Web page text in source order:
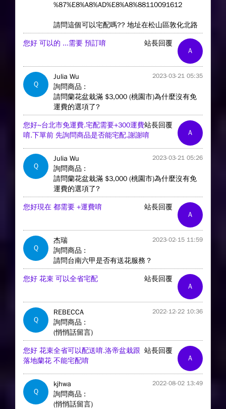
%87%E8%A8%AD%E8%A8%88110091612
請問這個可以宅配嗎?? 地址在松山區敦化北路
A
站長回覆
您好 可以的 ...需要 預訂唷
Q
Julia Wu 2023-03-21 05:35
詢問商品 :
請問蘭花盆栽滿 $3,000 (桃園市)為什麼沒有免
運費的選項了?
A
站長回覆
您好~台北市免運費.宅配需要+300運費
唷.下單前 先詢問商品是否能宅配.謝謝唷
Q
Julia Wu 2023-03-21 05:26
詢問商品 :
請問蘭花盆栽滿 $3,000 (桃園市)為什麼沒有免
運費的選項了?
A
站長回覆
您好現在 都需要 +運費唷
Q
杰瑞 2023-02-15 11:59
詢問商品 :
請問台南六甲是否有送花服務？
A
站長回覆
您好 花束 可以全省宅配
Q
REBECCA 2022-12-22 10:36
詢問商品 :
(悄悄話留言)
A
站長回覆
您好 花束全省可以配送唷.洛帝盆栽跟
落地蘭花 不能宅配唷
Q
kjhwa 2022-08-02 13:49
詢問商品 :
(悄悄話留言)